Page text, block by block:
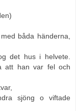
båda händerna,
det hus i helvete.
att han var fel och
sjöng o viftade